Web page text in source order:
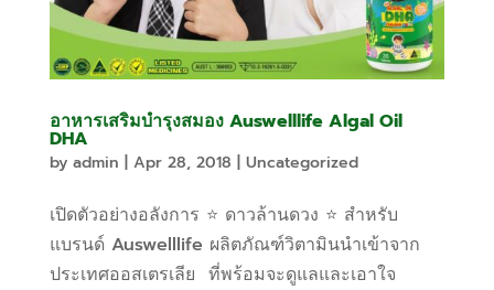
อาหารเสริมบำรุงสมอง Auswelllife Algal Oil
DHA
by admin Apr 28, 2018 Uncategorized
เปิดตัวอย่างอลังการ ⭐ ดาวล้านดวง ⭐ สำหรับ
แบรนด์ Auswelllife ผลิตภัณฑ์วิตามินนำเข้าจาก
ประเทศออสเตรเลีย ที่พร้อมจะดูแลและเอาใจ